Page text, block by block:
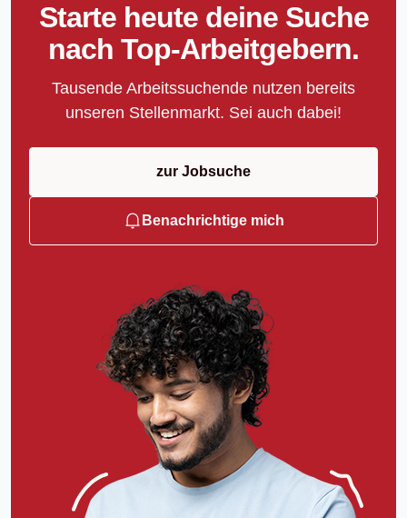
Starte heute deine Suche
nach Top-Arbeitgebern.
Tausende Arbeitssuchende nutzen bereits
unseren Stellenmarkt. Sei auch dabei!
zur Jobsuche
Benachrichtige mich